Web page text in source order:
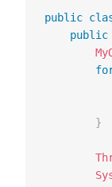
public
public
}